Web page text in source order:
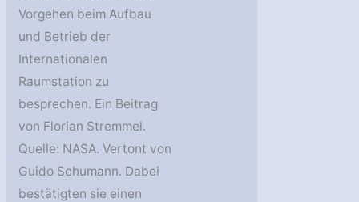
Vorgehen beim Aufbau
und Betrieb der
Internationalen
Raumstation zu
besprechen. Ein Beitrag
von Florian Stremmel.
Quelle: NASA. Vertont von
Guido Schumann. Dabei
bestätigten sie einen